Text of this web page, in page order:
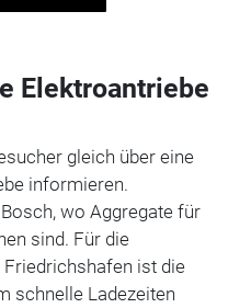
Elektroantriebe
gleich über eine
informieren.
wo Aggregate für
sind. Für die
ist die
schnelle Ladezeiten